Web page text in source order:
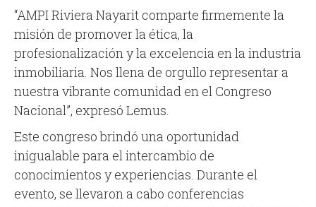
“AMPI Riviera Nayarit comparte firmemente la
misión de promover la ética, la
profesionalización y la excelencia en la industria
inmobiliaria. Nos llena de orgullo representar a
nuestra vibrante comunidad en el Congreso
Nacional”, expresó Lemus.
Este congreso brindó una oportunidad
inigualable para el intercambio de
conocimientos y experiencias. Durante el
evento, se llevaron a cabo conferencias